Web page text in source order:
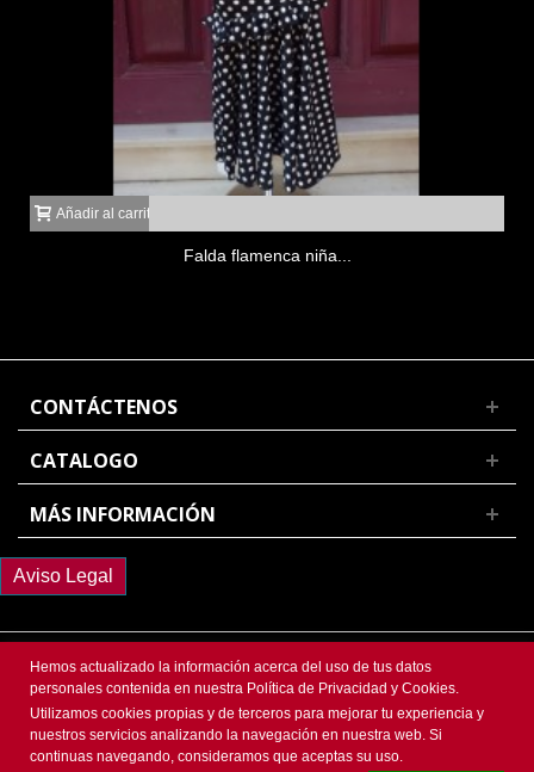
Añadir al carrito
Falda flamenca niña...
CONTÁCTENOS
CATALOGO
MÁS INFORMACIÓN
Aviso Legal
@ 2018 FlamencoDesign | Todos los Derechos Reservados. Web diseñada
Homemade Marketing
Hemos actualizado la información acerca del uso de tus datos
personales contenida en nuestra Política de Privacidad y Cookies.
Utilizamos cookies propias y de terceros para mejorar tu experiencia y
nuestros servicios analizando la navegación en nuestra web. Si
continuas navegando, consideramos que aceptas su uso.